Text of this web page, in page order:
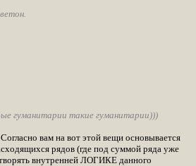
гуманитарии такие гуманитарии)))
вам на вот этой вещи основывается
рядов (где под суммой ряда уже
внутренней ЛОГИКЕ данного